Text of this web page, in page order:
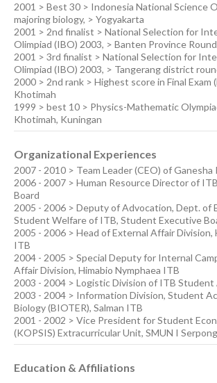
2001 > Best 30 > Indonesia National Science
majoring biology, > Yogyakarta
2001 > 2nd finalist > National Selection for
Olimpiad (IBO) 2003, > Banten Province Round
2001 > 3rd finalist > National Selection for
Olimpiad (IBO) 2003, > Tangerang district
2000 > 2nd rank > Highest score in Final Exam
Khotimah
1999 > best 10 > Physics-Mathematic
Khotimah, Kuningan
Organizational Experiences
2007 - 2010 > Team Leader (CEO) of
2006 - 2007 > Human Resource Director of
Board
2005 - 2006 > Deputy of Advocation, Dept. of
Student Welfare of ITB, Student Executive
2005 - 2006 > Head of External Affair Division,
ITB
2004 - 2005 > Special Deputy for Internal
Affair Division, Himabio Nymphaea ITB
2003 - 2004 > Logistic Division of ITB Student
2003 - 2004 > Information Division, Student
Biology (BIOTER), Salman ITB
2001 - 2002 > Vice President for Student
(KOPSIS) Extracurricular Unit, SMUN I Serpong
Education & Affiliations